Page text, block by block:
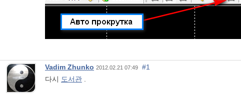
Vadim Zhunko 2012.02.21 07:49
#1
다시 도서관